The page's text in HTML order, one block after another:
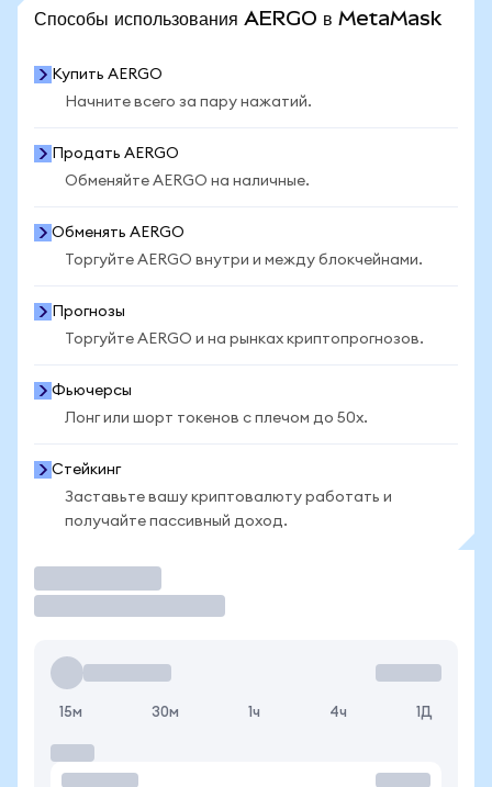
Способы использования AERGO в MetaMask
Купить AERGO
Начните всего за пару нажатий.
Продать AERGO
Обменяйте AERGO на наличные.
Обменять AERGO
Торгуйте AERGO внутри и между блокчейнами.
Прогнозы
Торгуйте AERGO и на рынках криптопрогнозов.
Фьючерсы
Лонг или шорт токенов с плечом до 50x.
Стейкинг
Заставьте вашу криптовалюту работать и
получайте пассивный доход.
15м 30м 1ч 4ч 1Д